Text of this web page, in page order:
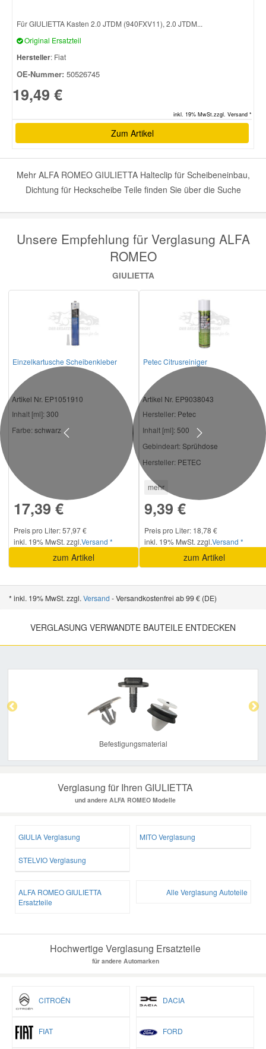
Für GIULIETTA Kasten 2.0 JTDM (940FXV11), 2.0 JTDM...
Original Ersatzteil
Hersteller: Fiat
OE-Nummer: 50526745
19,49 €
inkl. 19% MwSt.zzgl. Versand *
Zum Artikel
Mehr ALFA ROMEO GIULIETTA Halteclip für Scheibeneinbau,
Dichtung für Heckscheibe Teile finden Sie über die Suche
Unsere Empfehlung für Verglasung ALFA
ROMEO
GIULIETTA
Einzelkartusche Scheibenkleber
Artikel Nr. EP1051910
Inhalt [ml]: 300
Farbe: schwarz
17,39 €
Preis pro Liter: 57,97 €
inkl. 19% MwSt. zzgl.Versand *
zum Artikel
Petec Citrusreiniger
Artikel Nr. EP9038043
Hersteller: Petec
Inhalt [ml]: 500
Gebindeart: Sprühdose
Hersteller: PETEC
mehr
9,39 €
Preis pro Liter: 18,78 €
inkl. 19% MwSt. zzgl.Versand *
zum Artikel
Previous Next
* inkl. 19% MwSt. zzgl. Versand - Versandkostenfrei ab 99 € (DE)
VERGLASUNG VERWANDTE BAUTEILE ENTDECKEN
Befestigungsmaterial
Verglasung für Ihren GIULIETTA
und andere ALFA ROMEO Modelle
GIULIA Verglasung MITO Verglasung
STELVIO Verglasung
ALFA ROMEO GIULIETTA
Ersatzteile
Alle Verglasung Autoteile
Hochwertige Verglasung Ersatzteile
für andere Automarken
CITROËN DACIA
FIAT FORD